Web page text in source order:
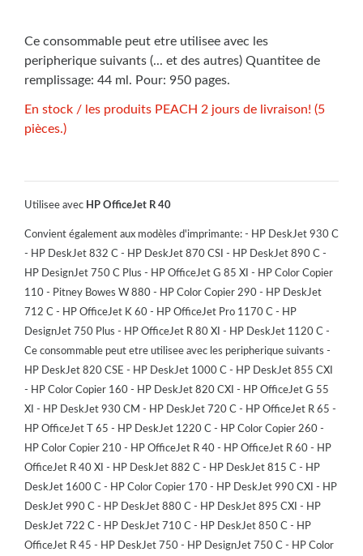
Ce consommable peut etre utilisee avec les
peripherique suivants (... et des autres) Quantitee de
remplissage: 44 ml. Pour: 950 pages.
En stock / les produits PEACH 2 jours de livraison! (5
pièces.)
Utilisee avec HP OfficeJet R 40
Convient également aux modèles d'imprimante: - HP DeskJet 930 C
- HP DeskJet 832 C - HP DeskJet 870 CSI - HP DeskJet 890 C -
HP DesignJet 750 C Plus - HP OfficeJet G 85 XI - HP Color Copier
110 - Pitney Bowes W 880 - HP Color Copier 290 - HP DeskJet
712 C - HP OfficeJet K 60 - HP OfficeJet Pro 1170 C - HP
DesignJet 750 Plus - HP OfficeJet R 80 XI - HP DeskJet 1120 C -
Ce consommable peut etre utilisee avec les peripherique suivants -
HP DeskJet 820 CSE - HP DeskJet 1000 C - HP DeskJet 855 CXI
- HP Color Copier 160 - HP DeskJet 820 CXI - HP OfficeJet G 55
XI - HP DeskJet 930 CM - HP DeskJet 720 C - HP OfficeJet R 65 -
HP OfficeJet T 65 - HP DeskJet 1220 C - HP Color Copier 260 -
HP Color Copier 210 - HP OfficeJet R 40 - HP OfficeJet R 60 - HP
OfficeJet R 40 XI - HP DeskJet 882 C - HP DeskJet 815 C - HP
DeskJet 1600 C - HP Color Copier 170 - HP DeskJet 990 CXI - HP
DeskJet 990 C - HP DeskJet 880 C - HP DeskJet 895 CXI - HP
DeskJet 722 C - HP DeskJet 710 C - HP DeskJet 850 C - HP
OfficeJet R 45 - HP DeskJet 750 - HP DesignJet 750 C - HP Color